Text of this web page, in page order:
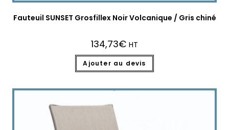
Fauteuil SUNSET Grosfillex Noir Volcanique / Gris chiné
134,73€ HT
Ajouter au devis